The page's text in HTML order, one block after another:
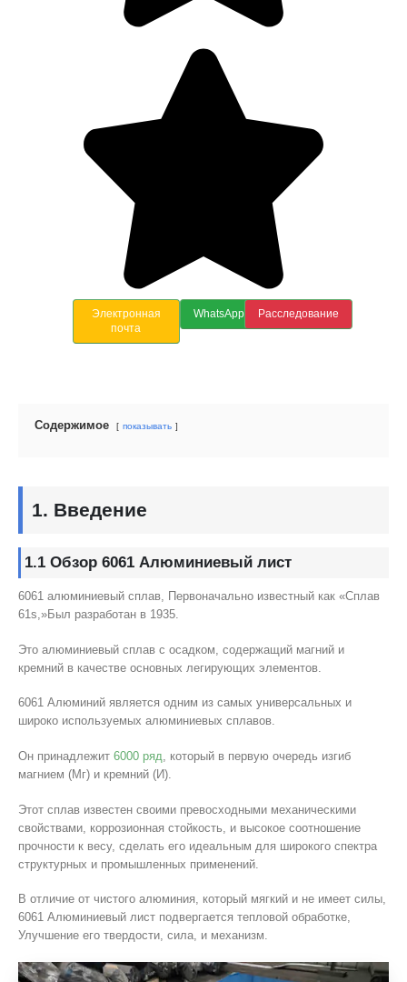
Электронная
почта
WhatsApp Расследование
Содержимое показывать
1. Введение
1.1 Обзор 6061 Алюминиевый лист
6061 алюминиевый сплав, Первоначально известный как «Сплав
61s,»Был разработан в 1935.
Это алюминиевый сплав с осадком, содержащий магний и
кремний в качестве основных легирующих элементов.
6061 Алюминий является одним из самых универсальных и
широко используемых алюминиевых сплавов.
Он принадлежит 6000 ряд, который в первую очередь изгиб
магнием (Мг) и кремний (И).
Этот сплав известен своими превосходными механическими
свойствами, коррозионная стойкость, и высокое соотношение
прочности к весу, сделать его идеальным для широкого спектра
структурных и промышленных применений.
В отличие от чистого алюминия, который мягкий и не имеет силы,
6061 Алюминиевый лист подвергается тепловой обработке,
Улучшение его твердости, сила, и механизм.